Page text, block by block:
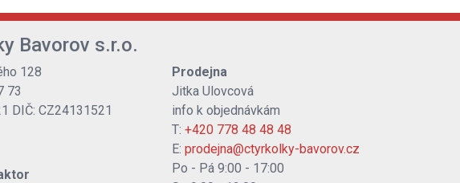
Bavorov s.r.o.
128
73
DIČ: CZ24131521
Prodejna
Jitka Ulovcová
info k objednávkám
T: +420 778 48 48 48
E: prodejna@ctyrkolky-bavorov.cz
Po - Pá 9:00 - 17:00